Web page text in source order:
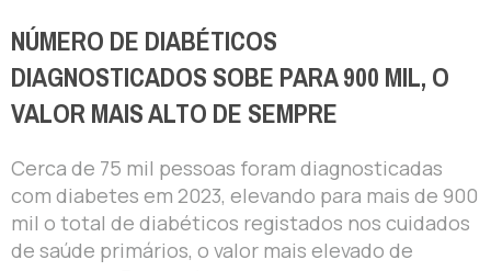
NÚMERO DE DIABÉTICOS
DIAGNOSTICADOS SOBE PARA 900 MIL, O
VALOR MAIS ALTO DE SEMPRE
Cerca de 75 mil pessoas foram diagnosticadas
com diabetes em 2023, elevando para mais de 900
mil o total de diabéticos registados nos cuidados
de saúde primários, o valor mais elevado de